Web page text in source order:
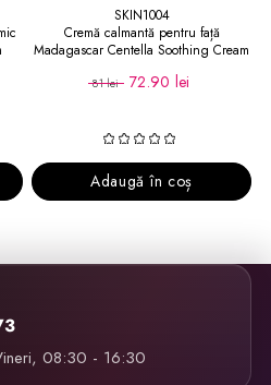
SKIN1004
Cremă calmantă pentru față
Madagascar Centella Soothing Cream
81 lei 72.90 lei
Adaugă în coș
08:30 - 16:30